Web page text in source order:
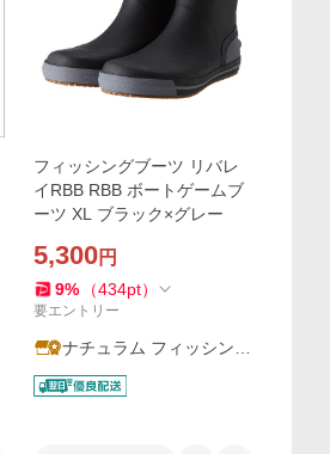
フィッシングブーツ リバレ
イRBB RBB ボートゲームブ
ーツ XL ブラック×グレー
5,300円
9% （434pt）
要エントリー
ナチュラム フィッシング
専門店